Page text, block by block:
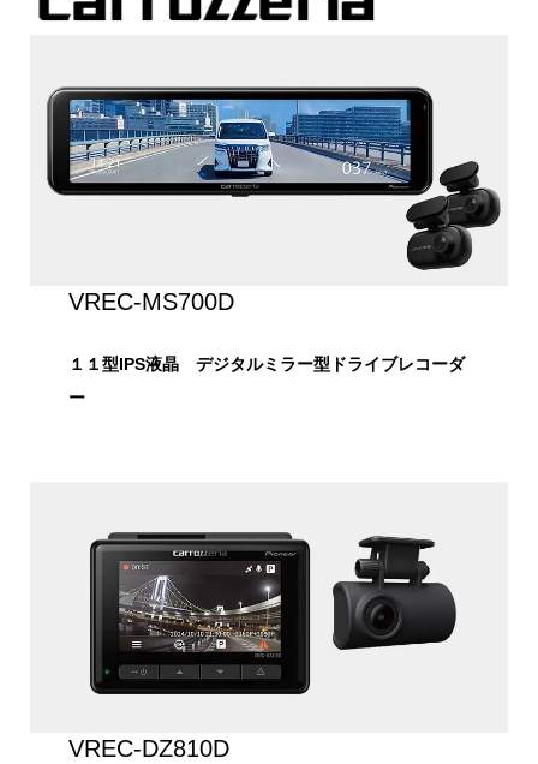
VREC-MS700D
１１型IPS液晶 デジタルミラー型ドライブレコーダ
ー
VREC-DZ810D